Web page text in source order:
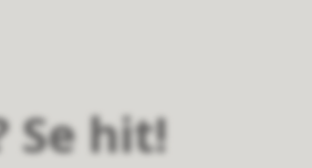
Se hit!